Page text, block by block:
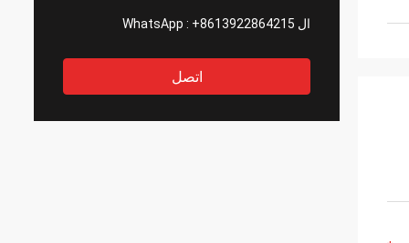
ال WhatsApp : +8613922864215
اتصل